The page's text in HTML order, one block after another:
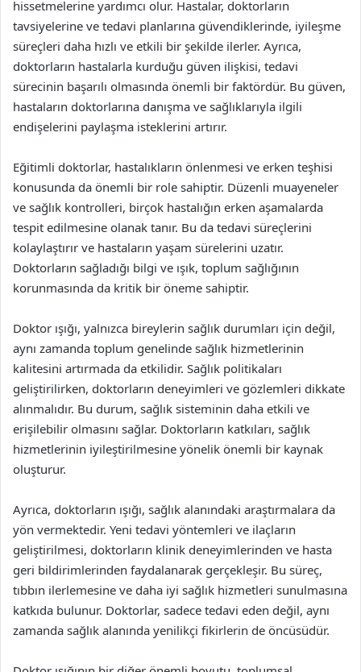
hissetmelerine yardımcı olur. Hastalar, doktorların
tavsiyelerine ve tedavi planlarına güvendiklerinde, iyileşme
süreçleri daha hızlı ve etkili bir şekilde ilerler. Ayrıca,
doktorların hastalarla kurduğu güven ilişkisi, tedavi
sürecinin başarılı olmasında önemli bir faktördür. Bu güven,
hastaların doktorlarına danışma ve sağlıklarıyla ilgili
endişelerini paylaşma isteklerini artırır.
Eğitimli doktorlar, hastalıkların önlenmesi ve erken teşhisi
konusunda da önemli bir role sahiptir. Düzenli muayeneler
ve sağlık kontrolleri, birçok hastalığın erken aşamalarda
tespit edilmesine olanak tanır. Bu da tedavi süreçlerini
kolaylaştırır ve hastaların yaşam sürelerini uzatır.
Doktorların sağladığı bilgi ve ışık, toplum sağlığının
korunmasında da kritik bir öneme sahiptir.
Doktor ışığı, yalnızca bireylerin sağlık durumları için değil,
aynı zamanda toplum genelinde sağlık hizmetlerinin
kalitesini artırmada da etkilidir. Sağlık politikaları
geliştirilirken, doktorların deneyimleri ve gözlemleri dikkate
alınmalıdır. Bu durum, sağlık sisteminin daha etkili ve
erişilebilir olmasını sağlar. Doktorların katkıları, sağlık
hizmetlerinin iyileştirilmesine yönelik önemli bir kaynak
oluşturur.
Ayrıca, doktorların ışığı, sağlık alanındaki araştırmalara da
yön vermektedir. Yeni tedavi yöntemleri ve ilaçların
geliştirilmesi, doktorların klinik deneyimlerinden ve hasta
geri bildirimlerinden faydalanarak gerçekleşir. Bu süreç,
tıbbın ilerlemesine ve daha iyi sağlık hizmetleri sunulmasına
katkıda bulunur. Doktorlar, sadece tedavi eden değil, aynı
zamanda sağlık alanında yenilikçi fikirlerin de öncüsüdür.